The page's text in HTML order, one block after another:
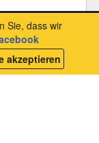
Sie, dass wir
akzeptieren